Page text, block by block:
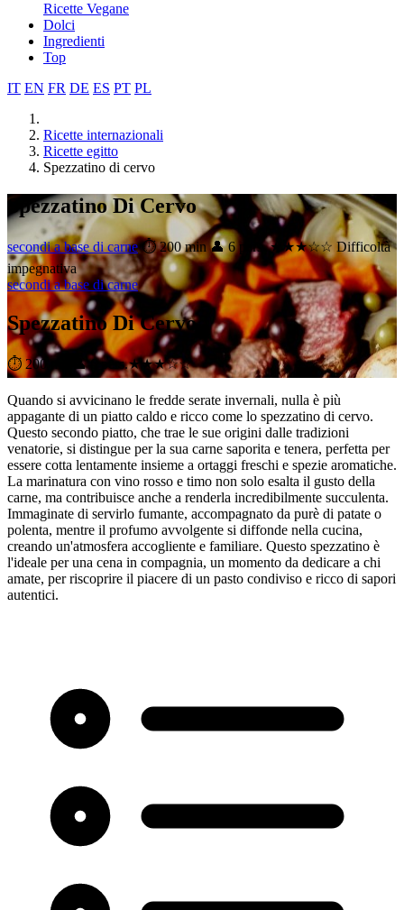
Ricette Vegane
Dolci
Ingredienti
Top
IT EN FR DE ES PT PL
Ricette internazionali
Ricette egitto
Spezzatino di cervo
Spezzatino Di Cervo
secondi a base di carne ⏱ 200 min 👤 6 pers. ★★★☆☆ Difficoltà
impegnativa
secondi a base di carne
Spezzatino Di Cervo
⏱ 200 min 👤 6 pers.★★★☆☆
Quando si avvicinano le fredde serate invernali, nulla è più
appagante di un piatto caldo e ricco come lo spezzatino di cervo.
Questo secondo piatto, che trae le sue origini dalle tradizioni
venatorie, si distingue per la sua carne saporita e tenera, perfetta per
essere cotta lentamente insieme a ortaggi freschi e spezie aromatiche.
La marinatura con vino rosso e timo non solo esalta il gusto della
carne, ma contribuisce anche a renderla incredibilmente succulenta.
Immaginate di servirlo fumante, accompagnato da purè di patate o
polenta, mentre il profumo avvolgente si diffonde nella cucina,
creando un'atmosfera accogliente e familiare. Questo spezzatino è
l'ideale per una cena in compagnia, un momento da dedicare a chi
amate, per riscoprire il piacere di un pasto condiviso e ricco di sapori
autentici.